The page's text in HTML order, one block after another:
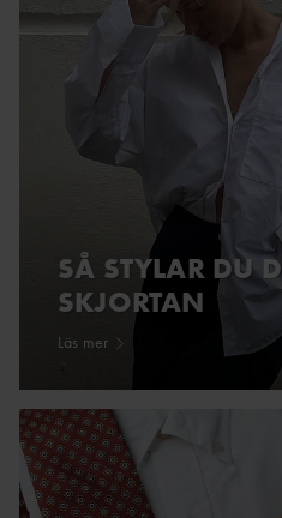
SÅ STYLAR DU
SKJORTAN
Läs mer